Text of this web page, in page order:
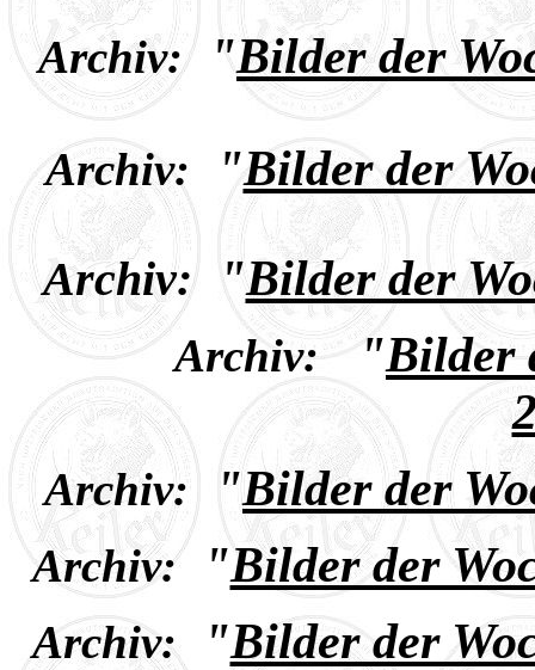
Archiv:"Bilder der
Archiv: "Bilder der
Archiv:"Bilder der
Archiv: "Bilder
Archiv: "Bilder der
Archiv: "Bilder der
Archiv: "Bilder der